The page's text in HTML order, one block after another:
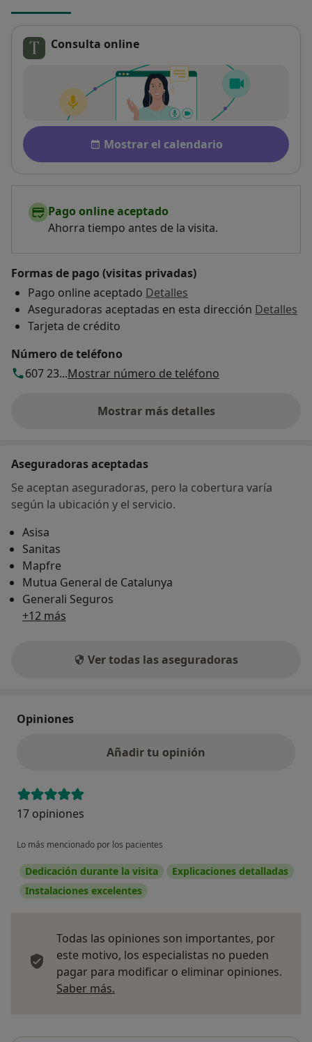
Consulta online
Disponibilidad
Mostrar el calendario
Pago online aceptado
Ahorra tiempo antes de la visita.
Formas de pago (visitas privadas)
Pago online aceptado Detalles
Aseguradoras aceptadas en esta dirección Detalles
Tarjeta de crédito
Número de teléfono
607 23...Mostrar número de teléfono
Mostrar más detalles
sobre la dirección
Aseguradoras aceptadas
Se aceptan aseguradoras, pero la cobertura varía
según la ubicación y el servicio.
Asisa
Sanitas
Mapfre
Mutua General de Catalunya
Generali Seguros
+12 más
Ver todas las aseguradoras
Opiniones
Añadir tu opinión
17 opiniones
Lo más mencionado por los pacientes
Dedicación durante la visita
Explicaciones detalladas
Instalaciones excelentes
Todas las opiniones son importantes, por
este motivo, los especialistas no pueden
pagar para modificar o eliminar opiniones.
Saber más.